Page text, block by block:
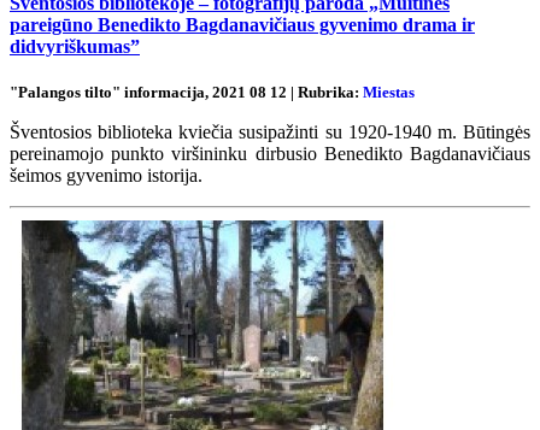
pareigūno Benedikto Bagdanavičiaus gyvenimo drama ir
didvyriškumas”
"Palangos tilto" informacija, 2021 08 12 | Rubrika: Miestas
Šventosios biblioteka kviečia susipažinti su 1920-1940 m. Būtingės
pereinamojo punkto viršininku dirbusio Benedikto Bagdanavičiaus
šeimos gyvenimo istorija.